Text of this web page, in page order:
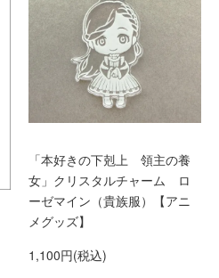
「本好きの下剋上 領主の養
女」クリスタルチャーム ロ
ーゼマイン（貴族服）【アニ
メグッズ】
1,100円(税込)